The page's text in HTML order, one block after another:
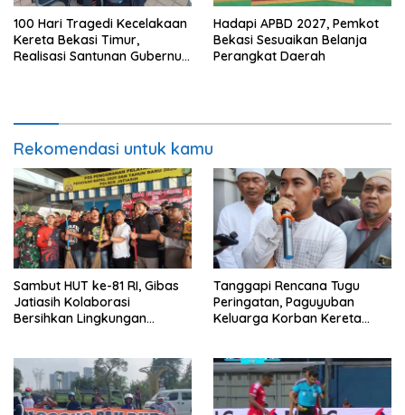
100 Hari Tragedi Kecelakaan
Kereta Bekasi Timur,
Realisasi Santunan Gubernur
Hadapi APBD 2027, Pemkot
Bekasi Sesuaikan Belanja
Perangkat Daerah
Rekomendasi untuk kamu
Sambut HUT ke-81 RI, Gibas
Jatiasih Kolaborasi
Bersihkan Lingkungan
Tanggapi Rencana Tugu
Peringatan, Paguyuban
Keluarga Korban Kereta
Keselamatan Lebih Dulu